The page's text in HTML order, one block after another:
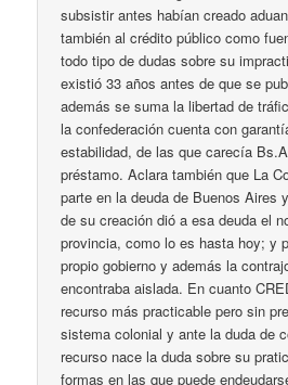
subsistir antes habían creado
también al crédito público como
todo tipo de dudas sobre su
existió 33 años antes de que se
además se suma la libertad de
la confederación cuenta con
estabilidad, de las que carecía
préstamo. Aclara también que La
parte en la deuda de Buenos Aires
de su creación dió a esa deuda el
provincia, como lo es hasta hoy; y
propio gobierno y además la
encontraba aislada. En cuanto
recurso más practicable pero sin
sistema colonial y ante la duda de
recurso nace la duda sobre su
formas en las que puede